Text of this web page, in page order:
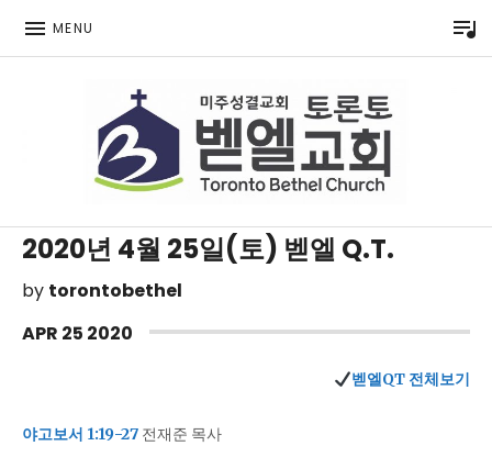
MENU
2020년 4월 25일(토) 벧엘 Q.T.
by torontobethel
APR 25 2020
벧엘QT 전체보기
야고보서 1:19-27 전재준 목사